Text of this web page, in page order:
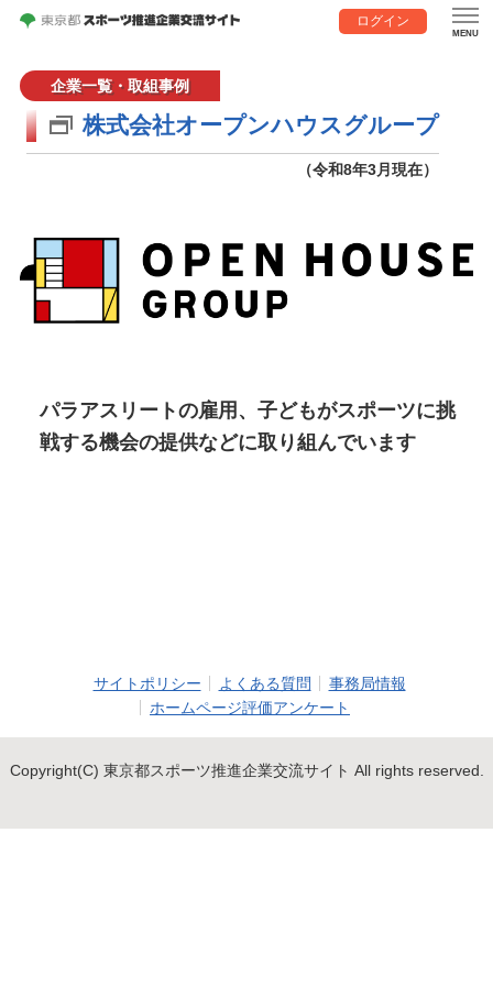
ログイン
企業一覧・取組事例
株式会社オープンハウスグループ
（令和8年3月現在）
パラアスリートの雇用、子どもがスポーツに挑
戦する機会の提供などに取り組んでいます
サイトポリシー よくある質問
事務局情報
ホームページ評価アンケート
Copyright(C) 東京都スポーツ推進企業交流サイト All rights reserved.